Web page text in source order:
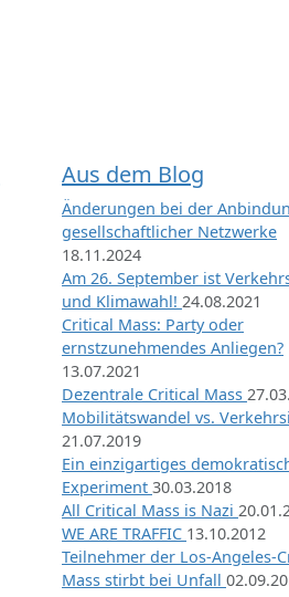
Aus dem Blog
Änderungen bei der
gesellschaftlicher Netzwerke
18.11.2024
Am 26. September ist
und Klimawahl! 24.08.2021
Critical Mass: Party oder
ernstzunehmendes Anliegen?
13.07.2021
Dezentrale Critical Mass
Mobilitätswandel vs.
21.07.2019
Ein einzigartiges
Experiment 30.03.2018
All Critical Mass is Nazi
WE ARE TRAFFIC 13.10.2012
Teilnehmer der Los-Angeles-
Mass stirbt bei Unfall